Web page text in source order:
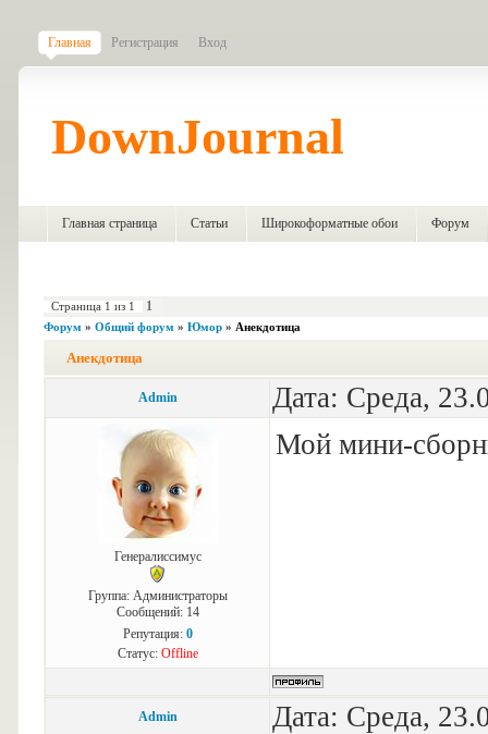
Главная Регистрация Вход
DownJournal
Главная страница Статьи Широкоформатные обои Форум
Страница 1 из 1 1
Форум » Общий форум » Юмор » Анекдотица
Анекдотица
Admin Дата: Среда,
Генералиссимус
Группа: Администраторы
Сообщений: 14
Репутация: 0
Статус: Offline
Мой мини-
Admin Дата: Среда,